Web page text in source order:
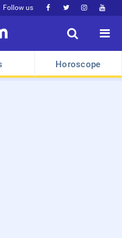
Follow us    


Horoscope